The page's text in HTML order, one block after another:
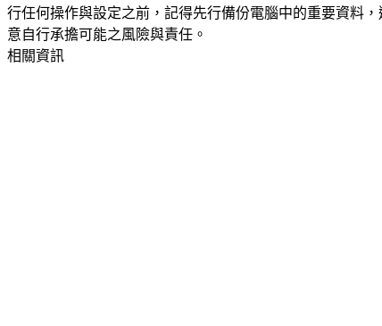
行任何操作與設定之前，記得先行備份電腦中的重要資料
意自行承擔可能之風險與責任。
相關資訊